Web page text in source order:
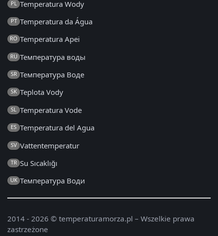
PL Temperatura Wody
PT Temperatura da Água
RO Temperatura Apei
RU Температура воды
SR Температура Воде
SK Teplota Vody
SL Temperatura Vode
ES Temperatura del Agua
SV Vattentemperatur
TR Su Sıcaklığı
UK Температура Води
2014 - 2026 © temperaturamorza.pl – Wszelkie prawa
zastrzeżone